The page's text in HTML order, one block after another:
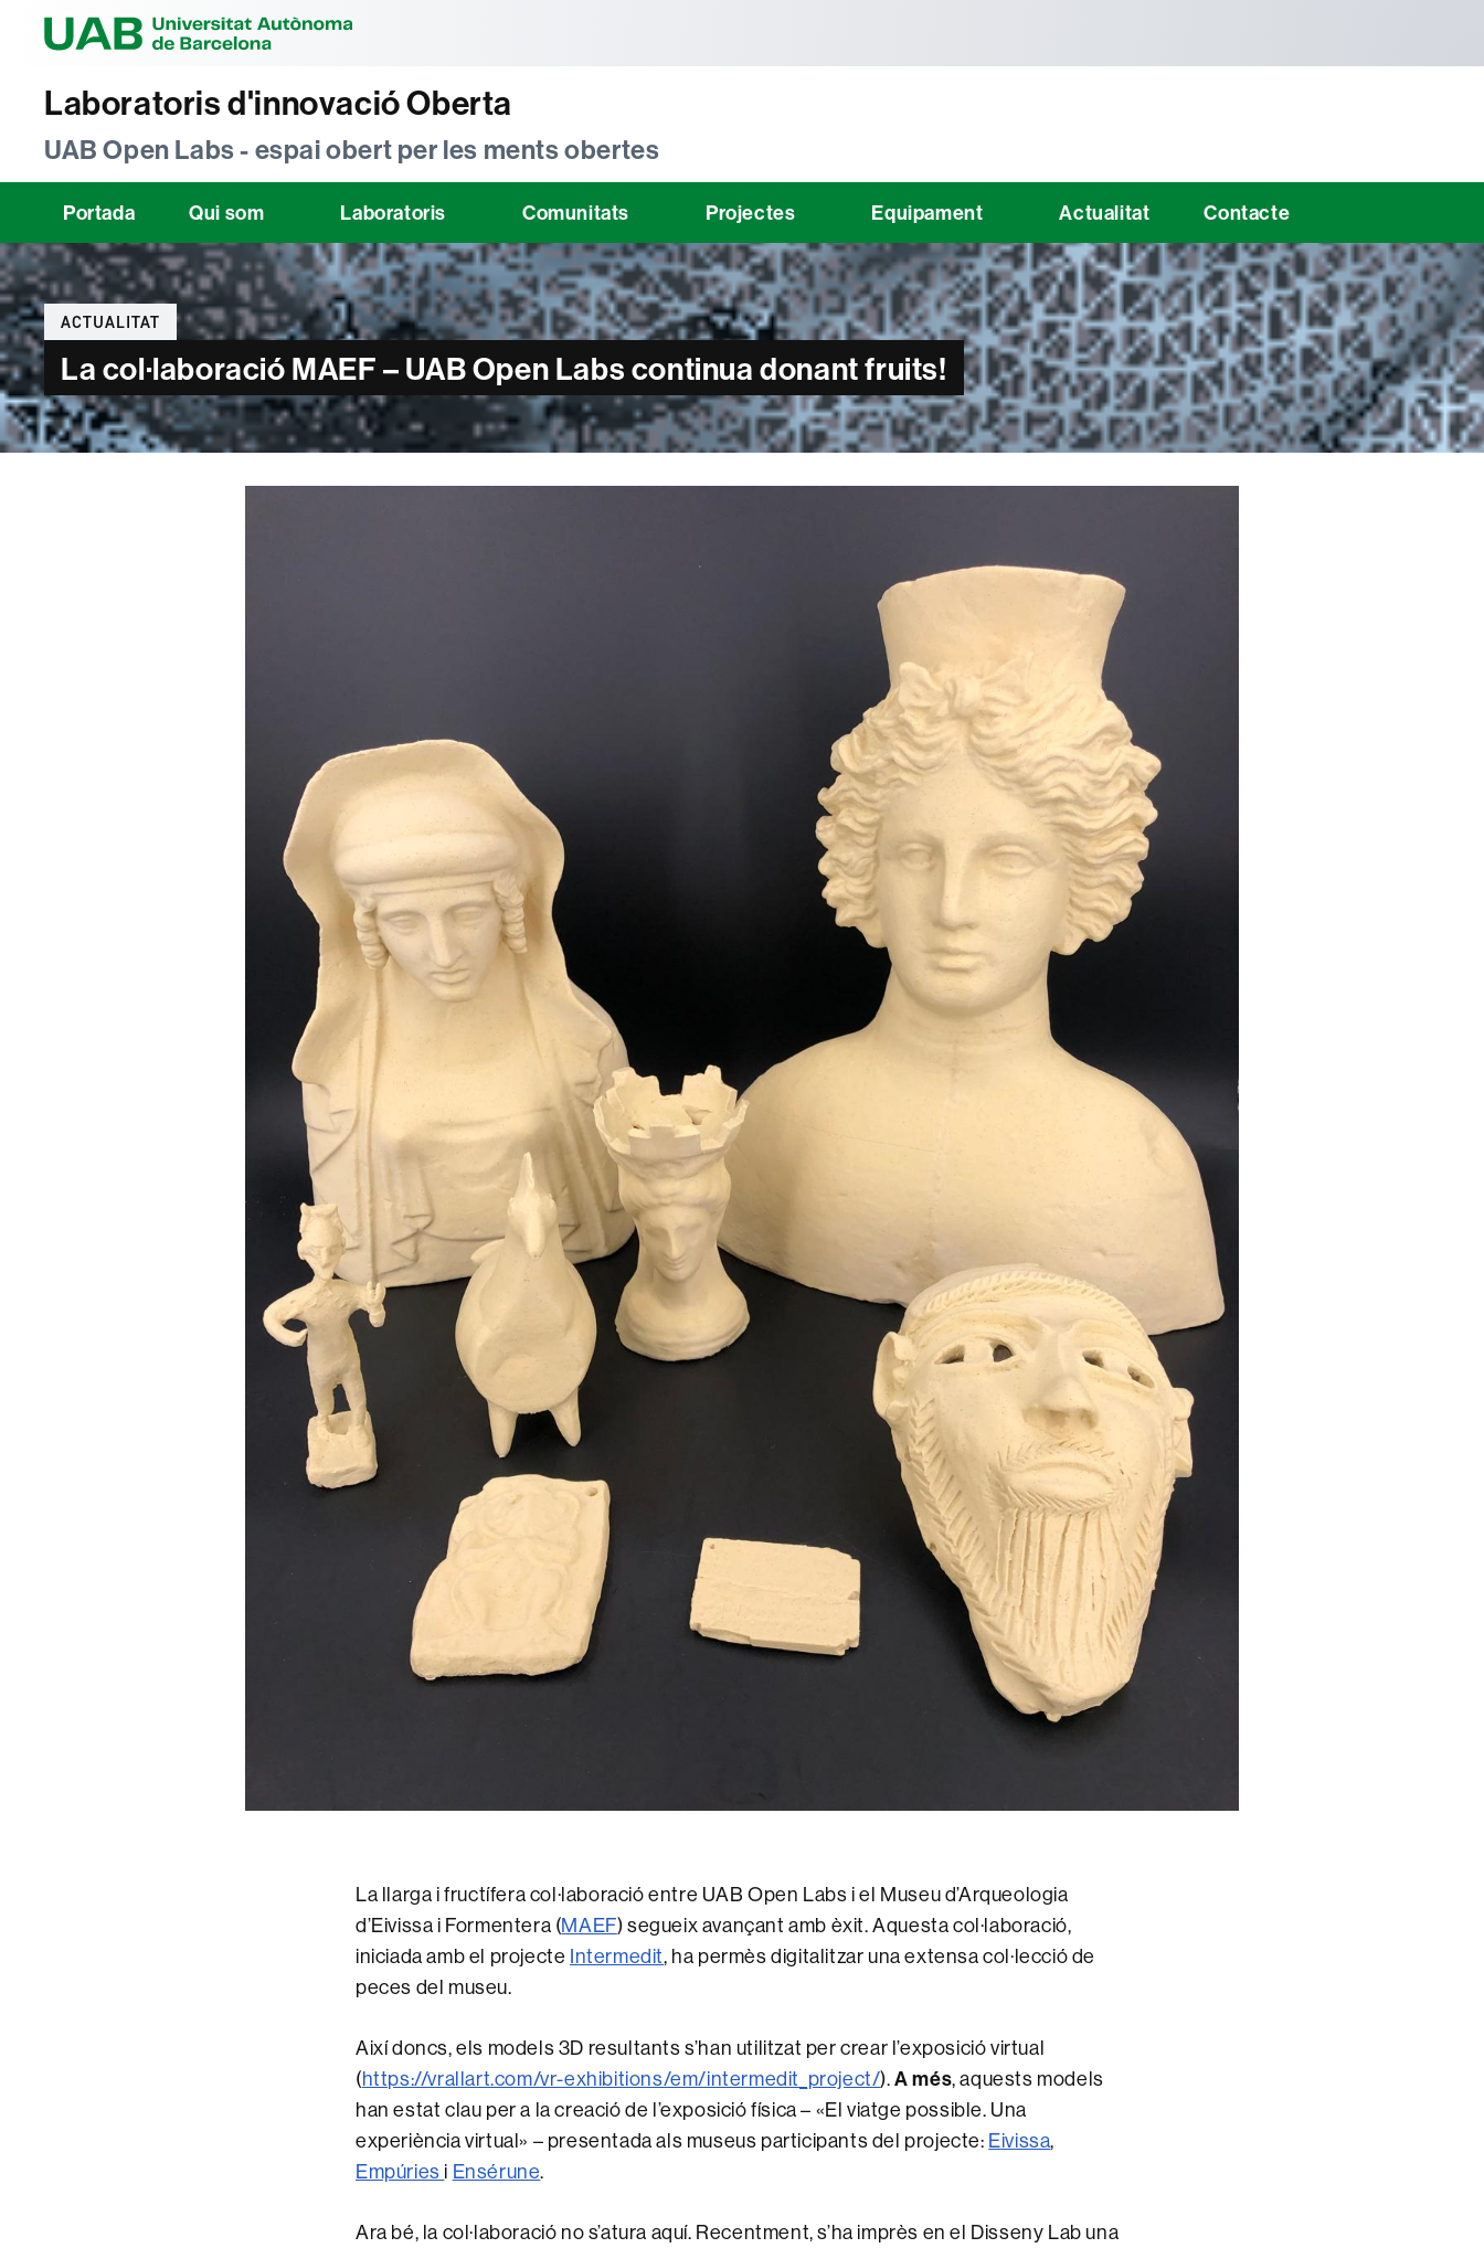
Laboratoris d'innovació Oberta
UAB Open Labs - espai obert per les ments obertes
Portada Qui som Laboratoris Comunitats Projectes Equipament Actualitat Contacte
Categories
ACTUALITAT
La col·laboració MAEF – UAB Open Labs continua donant fruits!
La llarga i fructífera col·laboració entre UAB Open Labs i el Museu d’Arqueologia
d’Eivissa i Formentera (MAEF) segueix avançant amb èxit. Aquesta col·laboració,
iniciada amb el projecte Intermedit, ha permès digitalitzar una extensa col·lecció de
peces del museu.
Així doncs, els models 3D resultants s’han utilitzat per crear l’exposició virtual
(https://vrallart.com/vr-exhibitions/em/intermedit_project/).A més, aquests models
han estat clau per a la creació de l’exposició física – «El viatge possible. Una
experiència virtual» – presentada als museus participants del projecte: Eivissa,
Empúries i Ensérune.
Ara bé, la col·laboració no s’atura aquí. Recentment, s’ha imprès en el Disseny Lab una